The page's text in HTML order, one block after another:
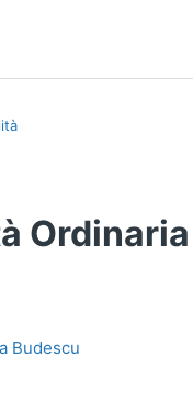
Budescu